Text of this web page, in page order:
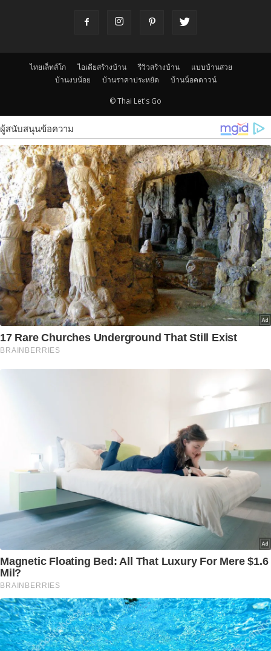
ไทยเล็ทส์โก ไอเดียสร้างบ้าน รีวิวสร้างบ้าน
แบบบ้านสวย
บ้านงบน้อย
บ้านราคาประหยัด บ้านน็อคดาวน์
© Thai Let's Go